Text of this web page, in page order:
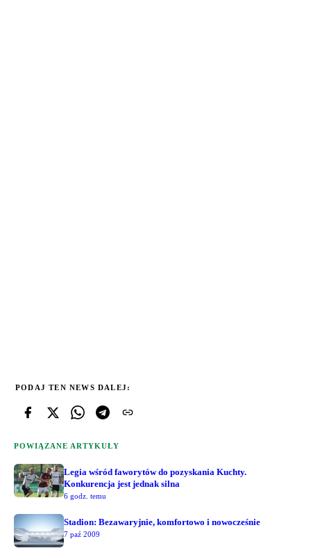
PODAJ TEN NEWS DALEJ:
POWIĄZANE ARTYKUŁY
Legia wśród faworytów do pozyskania Kuchty.
Konkurencja jest jednak silna
6 godz. temu
Stadion: Bezawaryjnie, komfortowo i nowocześnie
7 paź 2009